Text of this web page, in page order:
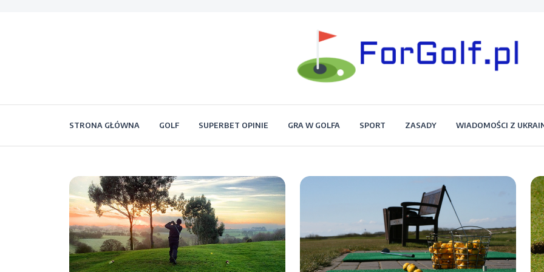
Forgolf.pl
STRONA GŁÓWNA GOLF SUPERBET OPINIE GRA W GOLFA SPORT ZASADY WIADOMOŚCI Z